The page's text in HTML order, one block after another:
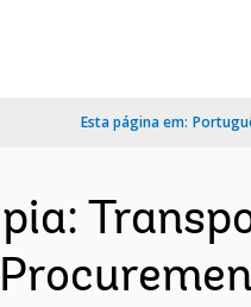
Esta página em: